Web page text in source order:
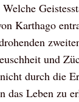
Karthago
und
durch die
das Leben zu